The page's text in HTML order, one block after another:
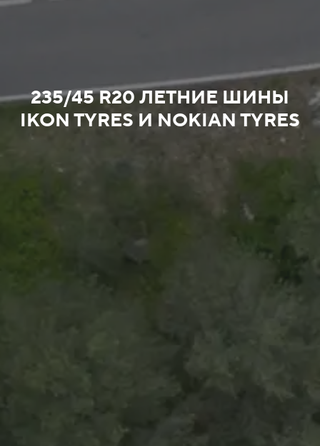
235/45 R20 ЛЕТНИЕ ШИНЫ
IKON TYRES И NOKIAN TYRES